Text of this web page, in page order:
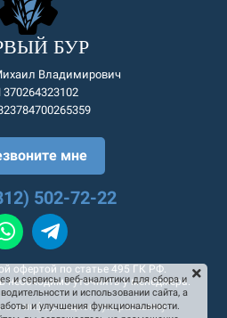
БУР
Владимирович
мне
502-72-22
офертой по статье 495 ГК РФ.
необходимо уточнять у менеджера.
и информационную рассылку
и сервисы веб-аналитики для сбора и
и использовании сайта, а
и улучшения функциональности.